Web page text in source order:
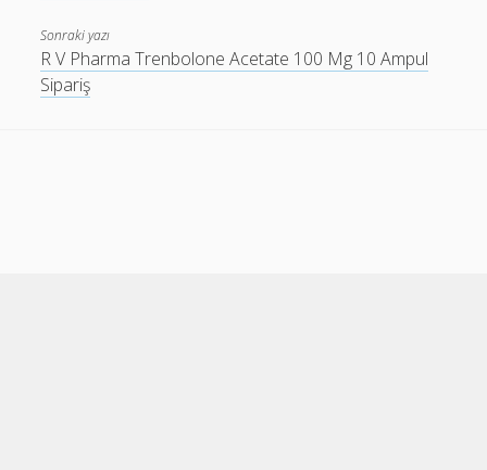
Sonraki yazı
R V Pharma Trenbolone Acetate 100 Mg 10 Ampul
Sipariş